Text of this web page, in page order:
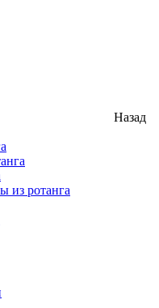
Назад
из ротанга